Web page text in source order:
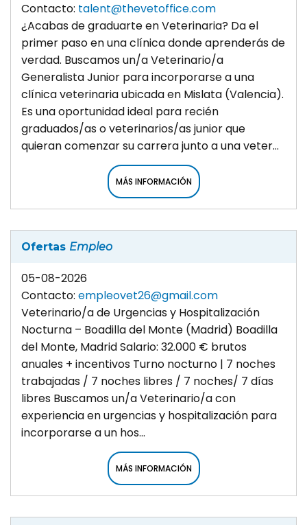
Contacto: talent@thevetoffice.com
¿Acabas de graduarte en Veterinaria? Da el
primer paso en una clínica donde aprenderás de
verdad. Buscamos un/a Veterinario/a
Generalista Junior para incorporarse a una
clínica veterinaria ubicada en Mislata (Valencia).
Es una oportunidad ideal para recién
graduados/as o veterinarios/as junior que
quieran comenzar su carrera junto a una veter...
MÁS INFORMACIÓN
Ofertas Empleo
05-08-2026
Contacto: empleovet26@gmail.com
Veterinario/a de Urgencias y Hospitalización
Nocturna – Boadilla del Monte (Madrid) Boadilla
del Monte, Madrid Salario: 32.000 € brutos
anuales + incentivos Turno nocturno | 7 noches
trabajadas / 7 noches libres / 7 noches/ 7 días
libres Buscamos un/a Veterinario/a con
experiencia en urgencias y hospitalización para
incorporarse a un hos...
MÁS INFORMACIÓN